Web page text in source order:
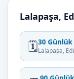
Lalapaşa,
🗓️30
Lalapaşa,